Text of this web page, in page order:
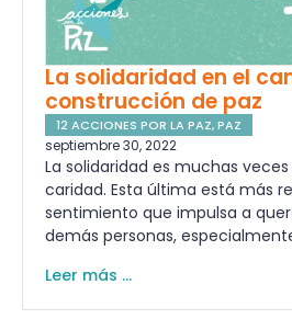
La solidaridad en el
construcción de paz
12 ACCIONES POR LA PAZ,PAZ
septiembre 30, 2022
La solidaridad es muchas
caridad. Esta última está más
sentimiento que impulsa a
demás personas,
Leer más ...